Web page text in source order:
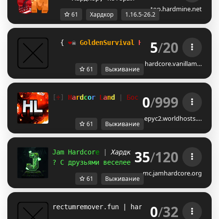
top.hardmine.net
61 Хардкор 1.16.5-26.2
{ ❤☠ GoldenSurvival Hardcore SMP
5/20
hardcore.vanillam…
61 Выживание
[♱] Hardcor L and Боссы | Кланы |
0/999
epyc2.worldhosts.…
61 Выживание
Jam Hardcore
Хардкор выживание
? С друзьями веселее, пока никто не
35/120
mc.jamhardcore.org
61 Выживание
rectumremover.fun | hardcore anarchy pvp
0/32